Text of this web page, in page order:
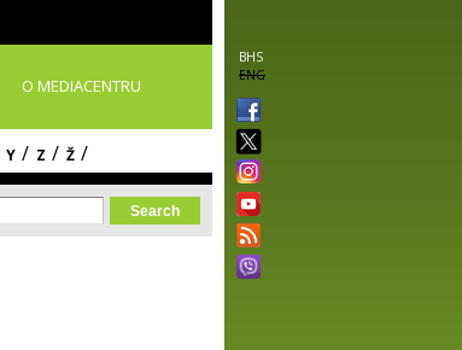
BHS
ENG
O MEDIACENTRU
Y / Z / Ž /